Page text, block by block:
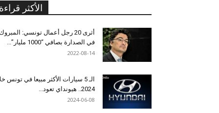
الأكثر قراءة
أثرى 20 رجل أعمال تونسي: المبروك
في الصدارة بصافي “1000 مليار”...
2022-08-14
الـ 5 سيارات الأكثر مبيعا في تونس
2024.. هيونداي تعود...
2024-06-08